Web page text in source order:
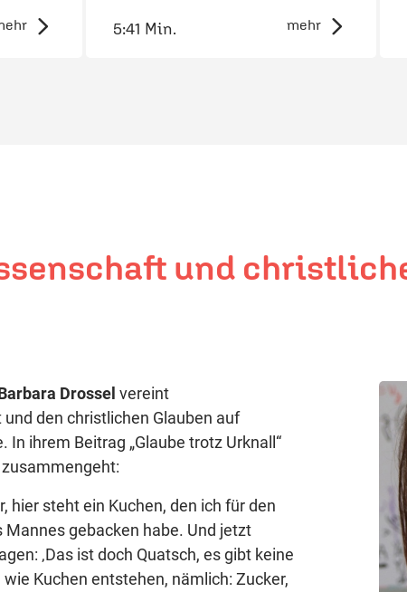
mehr
5:41 Min.
und
Drossel vereint
den christlichen Glauben auf
In ihrem Beitrag „Glaube trotz Urknall“
hier steht ein Kuchen, den ich für den
Mannes gebacken habe. Und jetzt
‚Das ist doch Quatsch, es gibt keine
Kuchen entstehen, nämlich: Zucker,